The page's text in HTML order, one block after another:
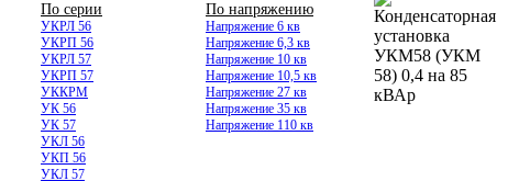
По серии
УКРЛ 56
УКРП 56
УКРЛ 57
УКРП 57
УККРМ
УК 56
УК 57
УКЛ 56
УКП 56
УКЛ 57
По напряжению
Напряжение 6 кв
Напряжение 6,3 кв
Напряжение 10 кв
Напряжение 10,5 кв
Напряжение 27 кв
Напряжение 35 кв
Напряжение 110 кв